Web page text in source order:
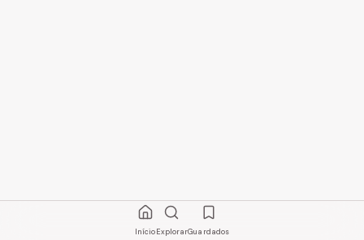
InícioExplorarGuardados